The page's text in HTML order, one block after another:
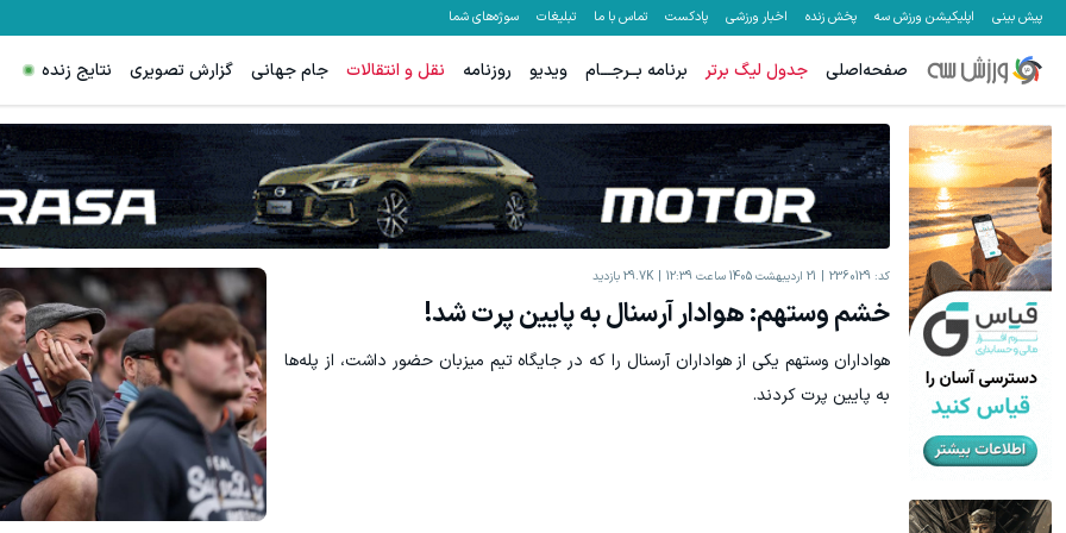
پیش بینی اپلیکیشن ورزش سه پخش زنده اخبار ورزشی پادکست تماس با ما تبلیغات سوژه‌های شما
صفحه‌اصلی جدول لیگ برتر برنامه بــرجـــام ویدیو روزنامه نقل و انتقالات جام جهانی گزارش تصویری نتایج زنده
کد: 2360129 21 اردیبهشت 1405 ساعت 12:39 29.7K بازدید
خشم وستهم: هوادار آرسنال به پایین پرت شد!
هواداران وستهم یکی از هواداران آرسنال را که در جایگاه تیم میزبان حضور داشت، از پله‌ها
به پایین پرت کردند.